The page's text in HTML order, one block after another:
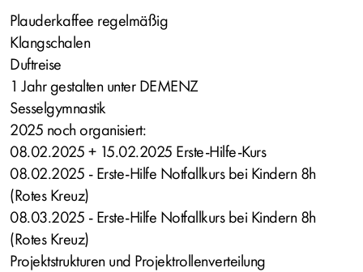
Plauderkaffee regelmäßig
Klangschalen
Duftreise
1 Jahr gestalten unter DEMENZ
Sesselgymnastik
2025 noch organisiert:
08.02.2025 + 15.02.2025 Erste-Hilfe-Kurs
08.02.2025 - Erste-Hilfe Notfallkurs bei Kindern 8h
(Rotes Kreuz)
08.03.2025 - Erste-Hilfe Notfallkurs bei Kindern 8h
(Rotes Kreuz)
Projektstrukturen und Projektrollenverteilung